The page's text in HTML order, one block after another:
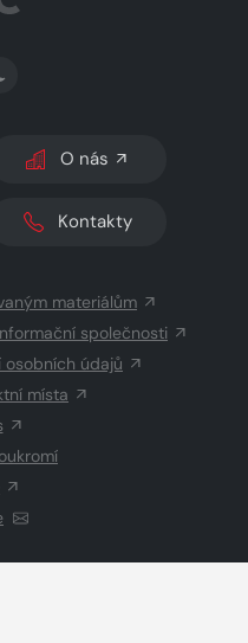
SVĚTLÝ/TMAVÝ REŽIM
O nás
Kontakty
materiálům
společnosti
osobních údajů
místa